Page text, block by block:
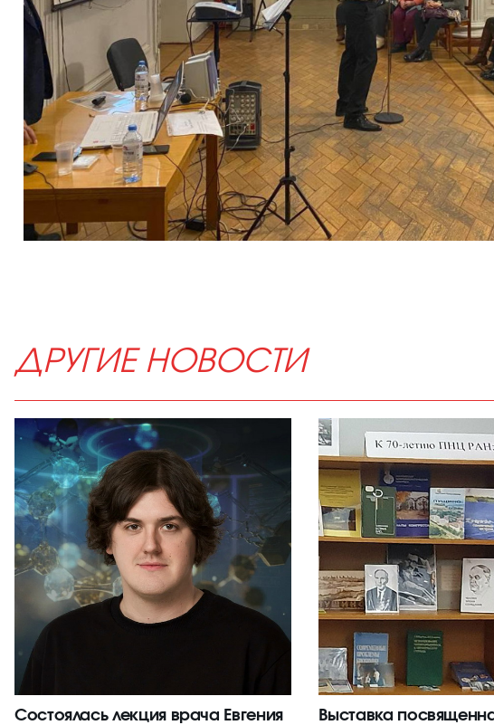
ДРУГИЕ НОВОСТИ
Состоялась лекция врача Евгения
Выставка